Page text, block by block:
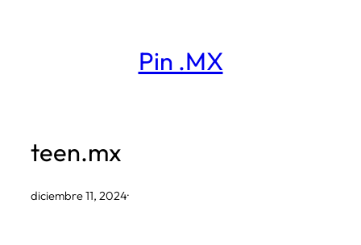
Pin .MX
teen.mx
diciembre 11, 2024·